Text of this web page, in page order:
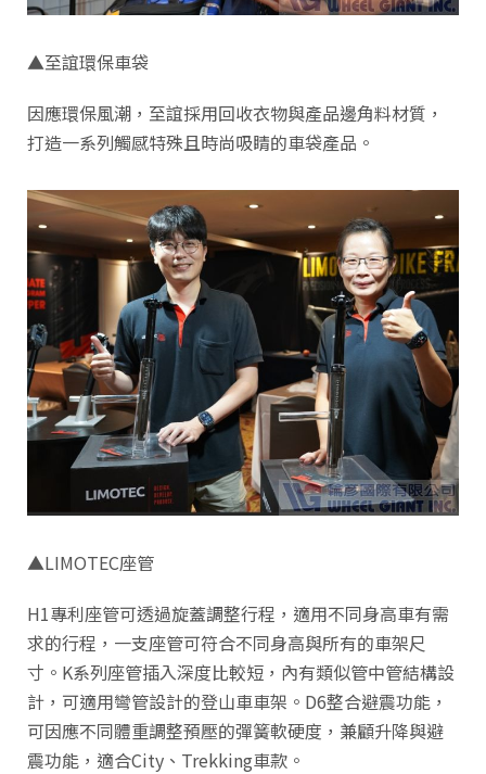
▲至誼環保車袋
因應環保風潮，至誼採用回收衣物與產品邊角料材質，
打造一系列觸感特殊且時尚吸睛的車袋產品。
▲LIMOTEC座管
H1專利座管可透過旋蓋調整行程，適用不同身高車有需
求的行程，一支座管可符合不同身高與所有的車架尺
寸。K系列座管插入深度比較短，內有類似管中管結構設
計，可適用彎管設計的登山車車架。D6整合避震功能，
可因應不同體重調整預壓的彈簧軟硬度，兼顧升降與避
震功能，適合City、Trekking車款。